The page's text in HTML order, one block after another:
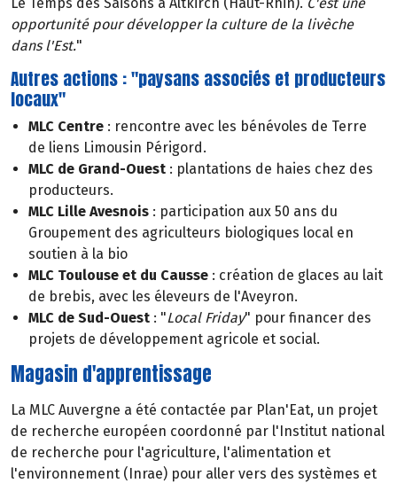
opportunité pour développer la culture de la livèche
dans l'Est."
Autres actions : "paysans associés et producteurs
locaux"
MLC Centre : rencontre avec les bénévoles de Terre
de liens Limousin Périgord.
MLC de Grand-Ouest : plantations de haies chez des
producteurs.
MLC Lille Avesnois : participation aux 50 ans du
Groupement des agriculteurs biologiques local en
soutien à la bio
MLC Toulouse et du Causse : création de glaces au lait
de brebis, avec les éleveurs de l'Aveyron.
MLC de Sud-Ouest : "Local Friday" pour financer des
projets de développement agricole et social.
Magasin d'apprentissage
La MLC Auvergne a été contactée par Plan'Eat, un projet
de recherche européen coordonné par l'Institut national
de recherche pour l'agriculture, l'alimentation et
l'environnement (Inrae) pour aller vers des systèmes et